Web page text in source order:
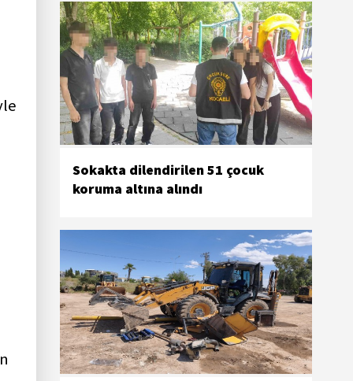
Sokakta dilendirilen 51 çocuk
koruma altına alındı